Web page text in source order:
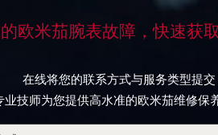
欧米茄腕表故障，快速获
在线将您的联系方式与服务类型提交
业技师为您提供高水准的欧米茄维修保